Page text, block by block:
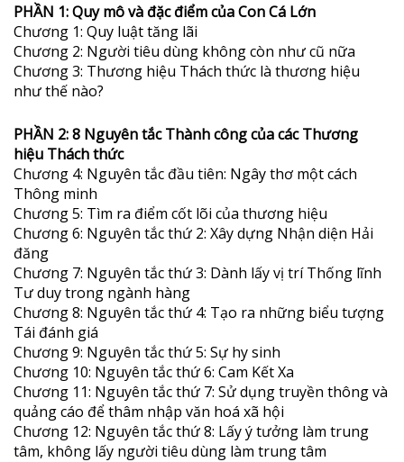
PHẦN 1: Quy mô và đặc điểm của Con Cá Lớn
Chương 1: Quy luật tăng lãi
Chương 2: Người tiêu dùng không còn như cũ nữa
Chương 3: Thương hiệu Thách thức là thương hiệu
như thế nào?
PHẦN 2: 8 Nguyên tắc Thành công của các Thương
hiệu Thách thức
Chương 4: Nguyên tắc đầu tiên: Ngây thơ một cách
Thông minh
Chương 5: Tìm ra điểm cốt lõi của thương hiệu
Chương 6: Nguyên tắc thứ 2: Xây dựng Nhận diện Hải
đăng
Chương 7: Nguyên tắc thứ 3: Dành lấy vị trí Thống lĩnh
Tư duy trong ngành hàng
Chương 8: Nguyên tắc thứ 4: Tạo ra những biểu tượng
Tái đánh giá
Chương 9: Nguyên tắc thứ 5: Sự hy sinh
Chương 10: Nguyên tắc thứ 6: Cam Kết Xa
Chương 11: Nguyên tắc thứ 7: Sử dụng truyền thông và
quảng cáo để thâm nhập văn hoá xã hội
Chương 12: Nguyên tắc thứ 8: Lấy ý tưởng làm trung
tâm, không lấy người tiêu dùng làm trung tâm